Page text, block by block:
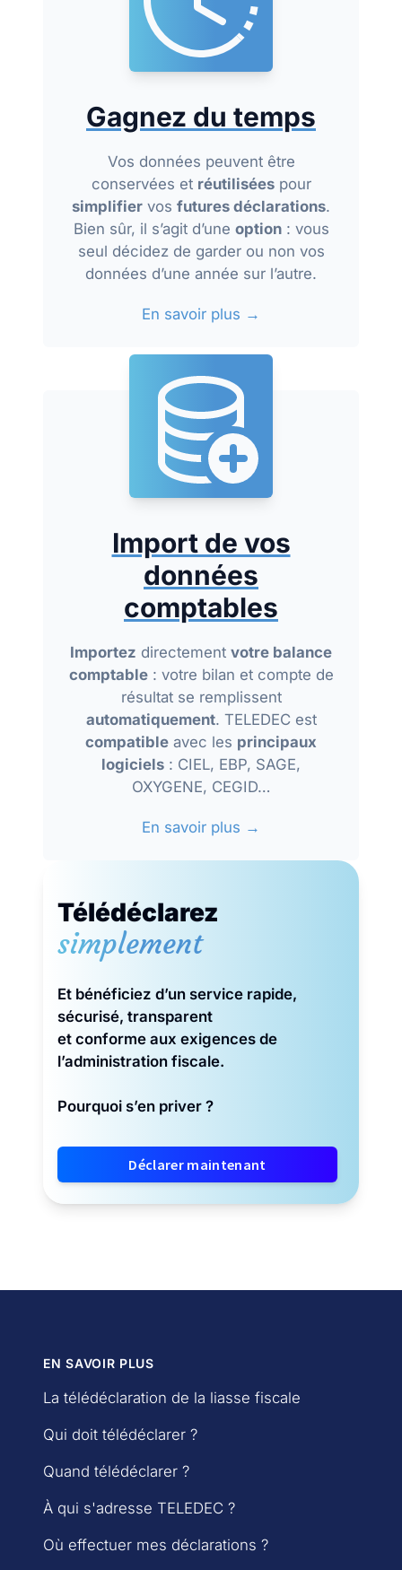
Gagnez du temps
Vos données peuvent être
conservées et réutiliséespour
simplifier vos futures déclarations.
Bien sûr, il s’agit d’une option: vous
seul décidez de garder ou non vos
données d’une année sur l’autre.
En savoir plus →
Import de vos
données
comptables
Importez directement votre balance
comptable: votre bilan et compte de
résultat se remplissent
automatiquement. TELEDEC est
compatible avec les principaux
logiciels : CIEL, EBP, SAGE,
OXYGENE, CEGID…
En savoir plus →
Télédéclarez
simplement
Et bénéficiez d’un service rapide,
sécurisé, transparent
et conforme aux exigences de
l’administration fiscale.
Pourquoi s’en priver ?
Déclarer maintenant
EN SAVOIR PLUS
La télédéclaration de la liasse fiscale
Qui doit télédéclarer ?
Quand télédéclarer ?
À qui s'adresse TELEDEC ?
Où effectuer mes déclarations ?